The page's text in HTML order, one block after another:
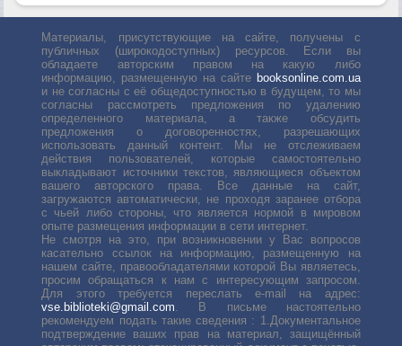
Материалы, присутствующие на сайте, получены с
публичных (широкодоступных) ресурсов. Если вы
обладаете авторским правом на какую либо
информацию, размещенную на сайте booksonline.com.ua
и не согласны с её общедоступностью в будущем, то мы
согласны рассмотреть предложения по удалению
определенного материала, а также обсудить
предложения о договоренностях, разрешающих
использовать данный контент. Мы не отслеживаем
действия пользователей, которые самостоятельно
выкладывают источники текстов, являющиеся объектом
вашего авторского права. Все данные на сайт,
загружаются автоматически, не проходя заранее отбора
с чьей либо стороны, что является нормой в мировом
опыте размещения информации в сети интернет.
Не смотря на это, при возникновении у Вас вопросов
касательно ссылок на информацию, размещенную на
нашем сайте, правообладателями которой Вы являетесь,
просим обращаться к нам с интересующим запросом.
Для этого требуется переслать е-mail на адрес:
vse.biblioteki@gmail.com . В письме настоятельно
рекомендуем подать такие сведения : 1.Документальное
подтверждение ваших прав на материал, защищённый